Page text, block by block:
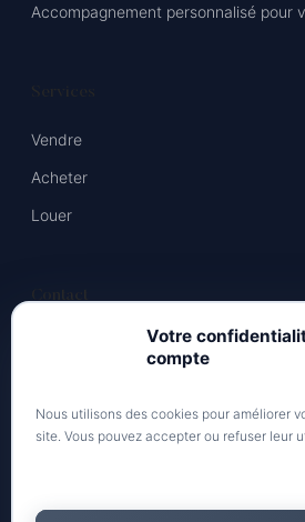
Votre
compte
Nous utilisons des cookies pour améliorer
site. Vous pouvez accepter ou refuser leur
Accompagnement personnalisé pour
Services
Vendre
Acheter
Louer
06 XX XX XX XX
Lun - Ven : 9h - 19h